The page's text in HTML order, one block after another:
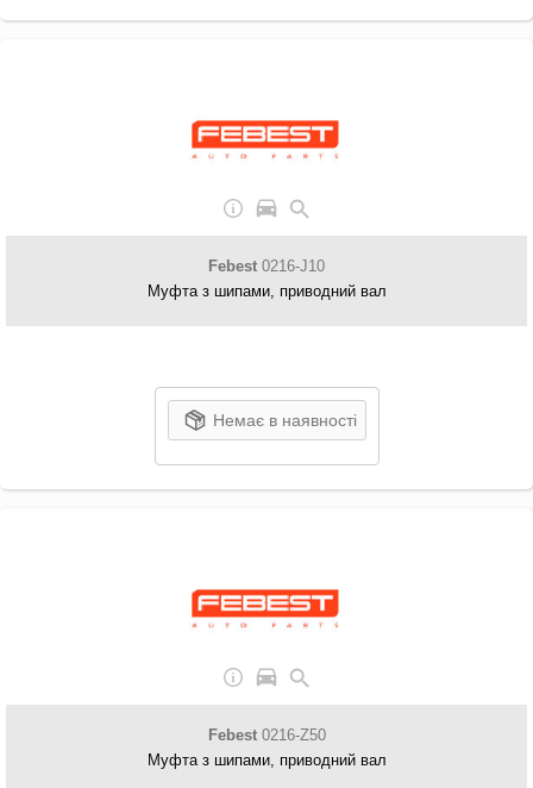
Febest 0216-J10
Муфта з шипами, приводний вал
Немає в наявності
Febest0216-Z50
Муфта з шипами, приводний вал